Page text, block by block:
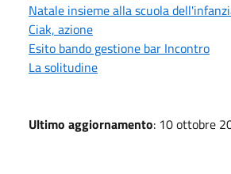
Natale insieme alla scuola
Ciak, azione
Esito bando gestione bar Incontro
La solitudine
Ultimo aggiornamento: 10 ottobre